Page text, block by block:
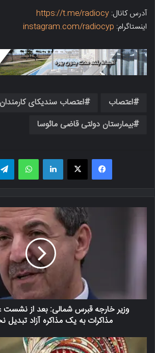
آدرس کانال: https://t.me/radiocy
اینستاگرام: instagram.com/radiocyp
اعتصاب
اعتصاب سندیکای کارمندان
بیمارستان دولتی قاضی مائوسا
فیسبوک X لینکدین واتس اپ
وزیر خارجه قبرس شمالی: بعد از نشست
مذاکرات به یک مذاکره آزاد تبدیل